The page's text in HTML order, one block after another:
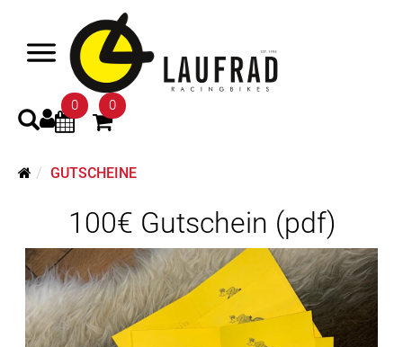
0 0
GUTSCHEINE
100€ Gutschein (pdf)